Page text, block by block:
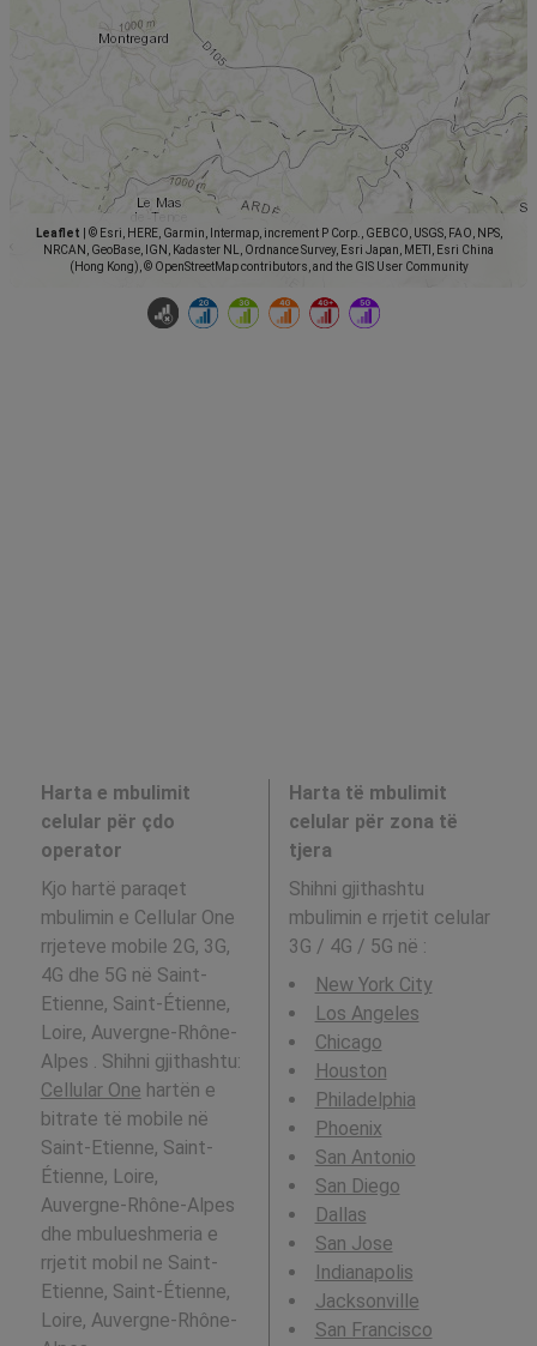
Leaflet
© Esri, HERE, Garmin, Intermap, increment P Corp., GEBCO, USGS, FAO, NPS,
NRCAN, GeoBase, IGN, Kadaster NL, Ordnance Survey, Esri Japan, METI, Esri China
(Hong Kong), © OpenStreetMap contributors, and the GIS User Community
Harta e mbulimit
celular për çdo
operator
Kjo hartë paraqet
mbulimin e Cellular One
rrjeteve mobile 2G, 3G,
4G dhe 5G në Saint-
Etienne, Saint-Étienne,
Loire, Auvergne-Rhône-
Alpes . Shihni gjithashtu:
Cellular One hartën e
bitrate të mobile në
Saint-Etienne, Saint-
Étienne, Loire,
Auvergne-Rhône-Alpes
dhe mbulueshmeria e
rrjetit mobil ne Saint-
Etienne, Saint-Étienne,
Loire, Auvergne-Rhône-
Harta të mbulimit
celular për zona të
tjera
Shihni gjithashtu
mbulimin e rrjetit celular
3G / 4G / 5G në :
New York City
Los Angeles
Chicago
Houston
Philadelphia
Phoenix
San Antonio
San Diego
Dallas
San Jose
Indianapolis
Jacksonville
San Francisco